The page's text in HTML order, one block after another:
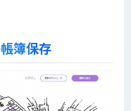
簿保存